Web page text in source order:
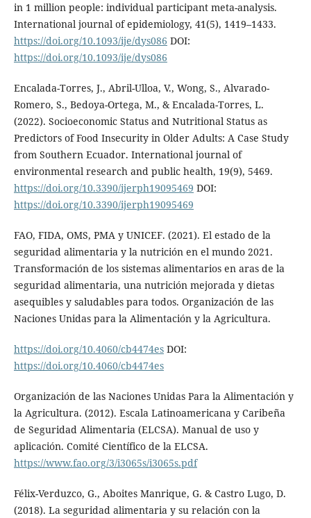
in 1 million people: individual participant meta-analysis.
International journal of epidemiology, 41(5), 1419–1433.
https://doi.org/10.1093/ije/dys086 DOI:
https://doi.org/10.1093/ije/dys086
Encalada-Torres, J., Abril-Ulloa, V., Wong, S., Alvarado-
Romero, S., Bedoya-Ortega, M., & Encalada-Torres, L.
(2022). Socioeconomic Status and Nutritional Status as
Predictors of Food Insecurity in Older Adults: A Case Study
from Southern Ecuador. International journal of
environmental research and public health, 19(9), 5469.
https://doi.org/10.3390/ijerph19095469 DOI:
https://doi.org/10.3390/ijerph19095469
FAO, FIDA, OMS, PMA y UNICEF. (2021). El estado de la
seguridad alimentaria y la nutrición en el mundo 2021.
Transformación de los sistemas alimentarios en aras de la
seguridad alimentaria, una nutrición mejorada y dietas
asequibles y saludables para todos. Organización de las
Naciones Unidas para la Alimentación y la Agricultura.
https://doi.org/10.4060/cb4474esDOI:
https://doi.org/10.4060/cb4474es
Organización de las Naciones Unidas Para la Alimentación y
la Agricultura. (2012). Escala Latinoamericana y Caribeña
de Seguridad Alimentaria (ELCSA). Manual de uso y
aplicación. Comité Científico de la ELCSA.
https://www.fao.org/3/i3065s/i3065s.pdf
Félix-Verduzco, G., Aboites Manrique, G. & Castro Lugo, D.
(2018). La seguridad alimentaria y su relación con la